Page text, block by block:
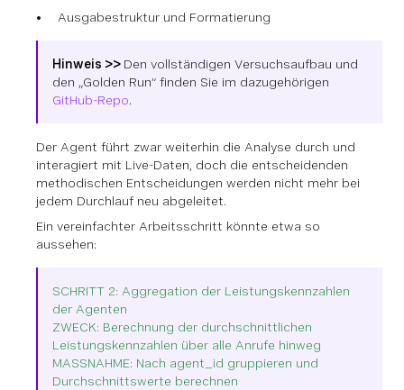
Ausgabestruktur und Formatierung
Hinweis >> Den vollständigen Versuchsaufbau und
den „Golden Run“ finden Sie im dazugehörigen
GitHub-Repo.
Der Agent führt zwar weiterhin die Analyse durch und
interagiert mit Live-Daten, doch die entscheidenden
methodischen Entscheidungen werden nicht mehr bei
jedem Durchlauf neu abgeleitet.
Ein vereinfachter Arbeitsschritt könnte etwa so
aussehen:
SCHRITT 2: Aggregation der Leistungskennzahlen
der Agenten
ZWECK: Berechnung der durchschnittlichen
Leistungskennzahlen über alle Anrufe hinweg
MASSNAHME: Nach agent_id gruppieren und
Durchschnittswerte berechnen